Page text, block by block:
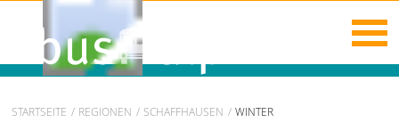
STARTSEITE REGIONEN SCHAFFHAUSEN WINTER